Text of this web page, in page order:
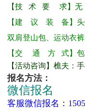
【技 术 要 求】无
【建 议 装 备 】
双肩登山包、运动衣
【交 通 方 式】包
【活动咨询】樵夫：
报名方法：
微信报名
客服微信报名：